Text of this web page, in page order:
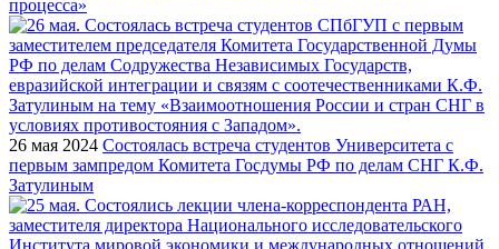
процесса»
26 мая 2024 Состоялась встреча студентов Университета с
первым зампредом Комитета Госдумы РФ по делам СНГ К.Ф.
Затулиным